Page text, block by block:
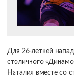
Для 26-летней
столичного
Наталия вместе со